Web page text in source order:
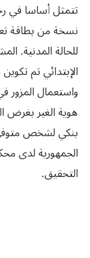
تتمثل أساسا في
نسخة من بطاقة
للحالة المدنية.
الإبتدائي تم
واستعمال المزور
هوية الغير
بنكي لشخص
الجمهورية لدى
التحقيق.